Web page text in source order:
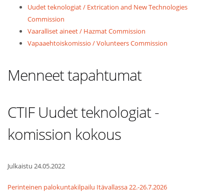
Uudet teknologiat / Extrication and New Technologies
Commission
Vaaralliset aineet / Hazmat Commission
Vapaaehtoiskomissio / Volunteers Commission
Menneet tapahtumat
CTIF Uudet teknologiat -
komission kokous
Julkaistu 24.05.2022
Perinteinen palokuntakilpailu Itävallassa 22.-26.7.2026